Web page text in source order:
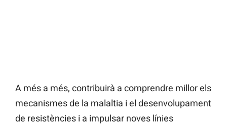
A més a més, contribuirà a comprendre millor els
mecanismes de la malaltia i el desenvolupament
de resistències i a impulsar noves línies